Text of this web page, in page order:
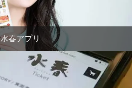
水春アプリ